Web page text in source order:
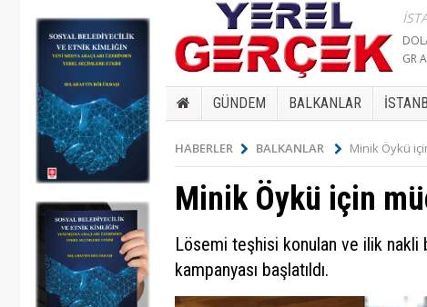
GR
GÜNDEM BALKANLAR
HABERLER BALKANLAR Minik Öykü
Minik Öykü için
Lösemi teşhisi konulan ve ilik nakli
kampanyası başlatıldı.